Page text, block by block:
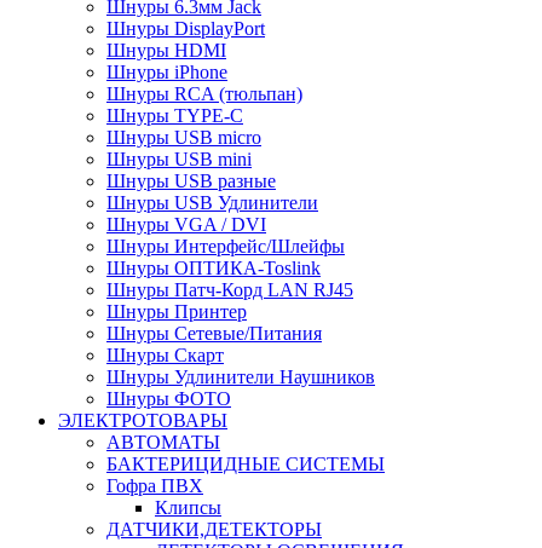
Шнуры 6.3мм Jack
Шнуры DisplayPort
Шнуры HDMI
Шнуры iPhone
Шнуры RCA (тюльпан)
Шнуры TYPE-C
Шнуры USB micro
Шнуры USB mini
Шнуры USB разные
Шнуры USB Удлинители
Шнуры VGA / DVI
Шнуры Интерфейс/Шлейфы
Шнуры ОПТИКА-Toslink
Шнуры Патч-Корд LAN RJ45
Шнуры Принтер
Шнуры Сетевые/Питания
Шнуры Скарт
Шнуры Удлинители Наушников
Шнуры ФОТО
ЭЛЕКТРОТОВАРЫ
АВТОМАТЫ
БАКТЕРИЦИДНЫЕ СИСТЕМЫ
Гофра ПВХ
Клипсы
ДАТЧИКИ,ДЕТЕКТОРЫ